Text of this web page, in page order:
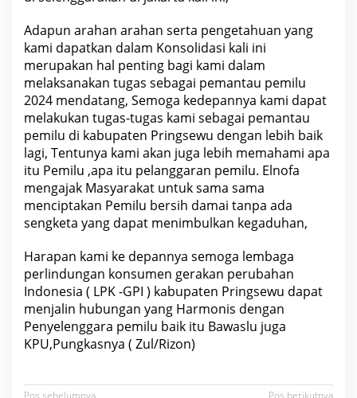
Adapun arahan arahan serta pengetahuan yang
kami dapatkan dalam Konsolidasi kali ini
merupakan hal penting bagi kami dalam
melaksanakan tugas sebagai pemantau pemilu
2024 mendatang, Semoga kedepannya kami dapat
melakukan tugas-tugas kami sebagai pemantau
pemilu di kabupaten Pringsewu dengan lebih baik
lagi, Tentunya kami akan juga lebih memahami apa
itu Pemilu ,apa itu pelanggaran pemilu. Elnofa
mengajak Masyarakat untuk sama sama
menciptakan Pemilu bersih damai tanpa ada
sengketa yang dapat menimbulkan kegaduhan,
Harapan kami ke depannya semoga lembaga
perlindungan konsumen gerakan perubahan
Indonesia ( LPK -GPI ) kabupaten Pringsewu dapat
menjalin hubungan yang Harmonis dengan
Penyelenggara pemilu baik itu Bawaslu juga
KPU,Pungkasnya ( Zul/Rizon)
Pos sebelumnya Pos berikutnya